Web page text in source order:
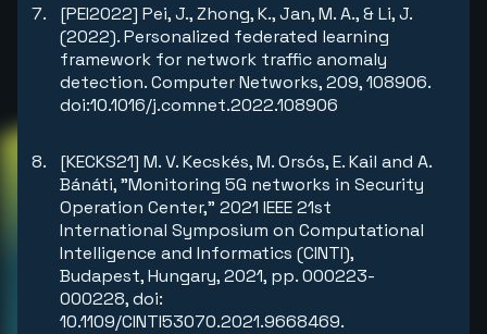
[PEI2022] Pei, J., Zhong, K., Jan, M. A., & Li, J.
(2022). Personalized federated learning
framework for network traffic anomaly
detection. Computer Networks, 209, 108906.
doi:10.1016/j.comnet.2022.108906
[KECKS21] M. V. Kecskés, M. Orsós, E. Kail and A.
Bánáti, "Monitoring 5G networks in Security
Operation Center," 2021 IEEE 21st
International Symposium on Computational
Intelligence and Informatics (CINTI),
Budapest, Hungary, 2021, pp. 000223-
000228, doi:
10.1109/CINTI53070.2021.9668469.